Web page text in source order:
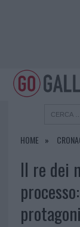
HOME
Il re dei